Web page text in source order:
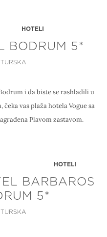
HOTELI
BODRUM 5*
i da biste se rashladili u
vas plaža hotela Vogue sa
Plavom zastavom.
HOTELI
BARBAROS
5*